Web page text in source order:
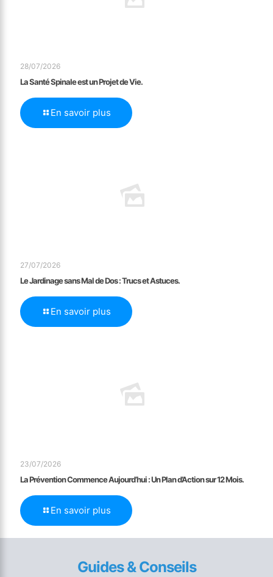
28/07/2026
La Santé Spinale est un Projet de Vie.
En savoir plus
27/07/2026
Le Jardinage sans Mal de Dos : Trucs et Astuces.
En savoir plus
23/07/2026
La Prévention Commence Aujourd’hui : Un Plan d’Action sur 12 Mois.
En savoir plus
Guides & Conseils